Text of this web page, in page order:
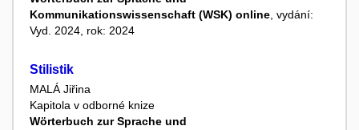
Kommunikationswissenschaft (WSK) online , vydání:
Vyd. 2024, rok: 2024
Stilistik
MALÁ Jiřina
Kapitola v odborné knize
Wörterbuch zur Sprache und